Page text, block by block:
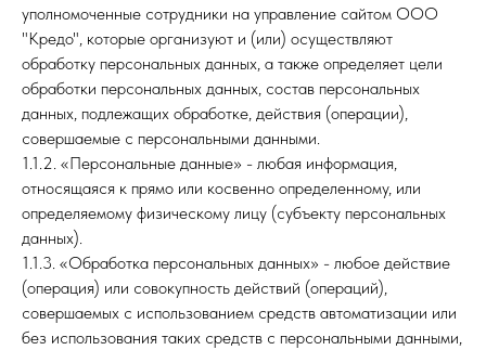
уполномоченные сотрудники на управление сайтом ООО
"Кредо", которые организуют и (или) осуществляют
обработку персональных данных, а также определяет цели
обработки персональных данных, состав персональных
данных, подлежащих обработке, действия (операции),
совершаемые с персональными данными.
1.1.2. «Персональные данные» - любая информация,
относящаяся к прямо или косвенно определенному, или
определяемому физическому лицу (субъекту персональных
данных).
1.1.3. «Обработка персональных данных» - любое действие
(операция) или совокупность действий (операций),
совершаемых с использованием средств автоматизации или
без использования таких средств с персональными данными,